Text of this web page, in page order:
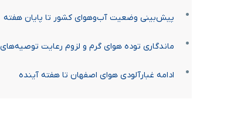
پیش‌بینی وضعیت آب‌وهوای کشور تا پایان هفته
ماندگاری توده هوای گرم و لزوم رعایت توصیه‌های
ادامه غبارآلودی هوای اصفهان تا هفته‌ آینده